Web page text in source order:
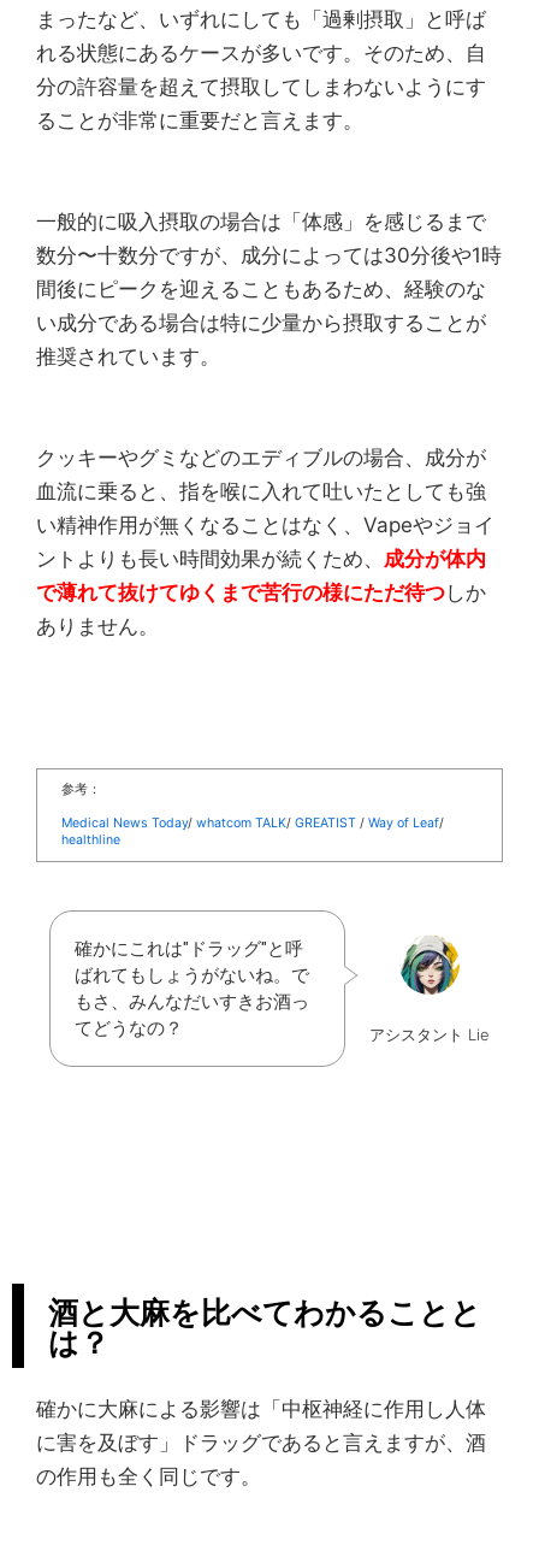
まったなど、いずれにしても「過剰摂取」と呼ば
れる状態にあるケースが多いです。そのため、自
分の許容量を超えて摂取してしまわないようにす
ることが非常に重要だと言えます。
一般的に吸入摂取の場合は「体感」を感じるまで
数分〜十数分ですが、成分によっては30分後や1時
間後にピークを迎えることもあるため、経験のな
い成分である場合は特に少量から摂取することが
推奨されています。
クッキーやグミなどのエディブルの場合、成分が
血流に乗ると、指を喉に入れて吐いたとしても強
い精神作用が無くなることはなく、Vapeやジョイ
ントよりも長い時間効果が続くため、 成分が体内
で薄れて抜けてゆくまで苦行の様にただ待つしか
ありません。
参考：
Medical News Today/ whatcom TALK/ GREATIST / Way of Leaf/
healthline
確かにこれは"ドラッグ"と呼
ばれてもしょうがないね。で
もさ、みんなだいすきお酒っ
てどうなの？
アシスタント Lie
酒と大麻を比べてわかることと
は？
確かに大麻による影響は「中枢神経に作用し人体
に害を及ぼす」ドラッグであると言えますが、酒
の作用も全く同じです。